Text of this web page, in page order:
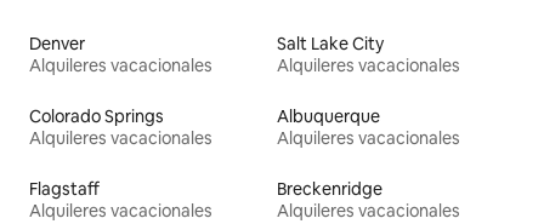
Denver
Alquileres vacacionales
Salt Lake City
Alquileres vacacionales
Colorado Springs
Alquileres vacacionales
Albuquerque
Alquileres vacacionales
Flagstaff
Alquileres vacacionales
Breckenridge
Alquileres vacacionales